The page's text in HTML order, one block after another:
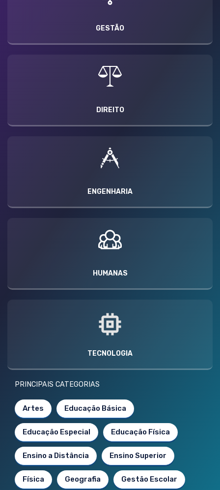
GESTÃO
DIREITO
ENGENHARIA
HUMANAS
TECNOLOGIA
PRINCIPAIS CATEGORIAS
Artes Educação Básica
Educação Especial Educação Física
Ensino a Distância Ensino Superior
Física Geografia Gestão Escolar